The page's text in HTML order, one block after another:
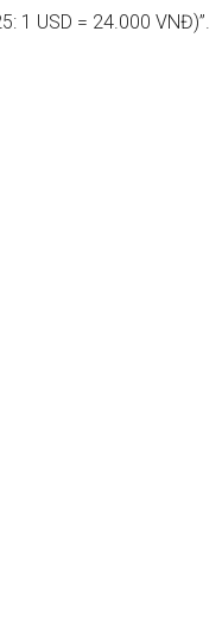
1 USD = 24.000 VNĐ)”.